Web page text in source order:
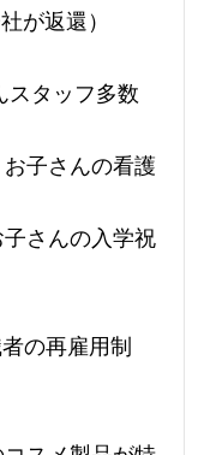
が返還）
タッフ多数
子さんの看護
さんの入学祝
の再雇用制